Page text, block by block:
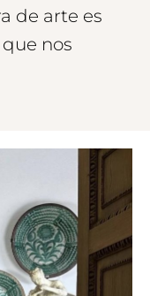
de arte es
nos